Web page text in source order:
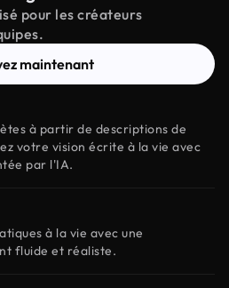
pour les créateurs
maintenant
à partir de descriptions de
votre vision écrite à la vie avec
par l'IA.
à la vie avec une
fluide et réaliste.